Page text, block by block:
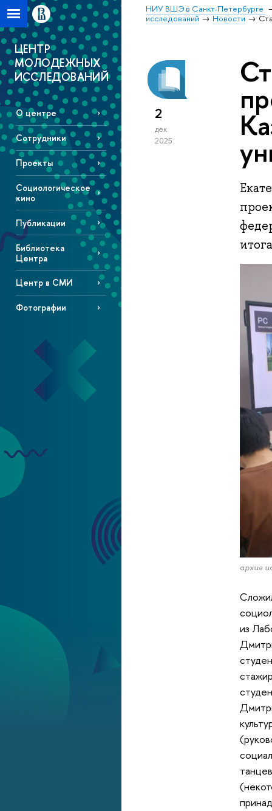
НИУ ВШЭ в Санкт-Петербурге
исследований
Новости
ЦЕНТР
МОЛОДЕЖНЫХ
ИССЛЕДОВАНИЙ
О центре
Сотрудники
Проекты
Социологическое
кино
Публикации
Библиотека
Центра
Центр в СМИ
Фотографии
2
дек
2025
архив
из